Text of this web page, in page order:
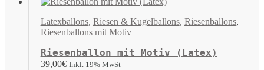
Latexballons, Riesen & Kugelballons, Riesenballons,
Riesenballons mit Motiv
Riesenballon mit Motiv (Latex)
39,00€ Inkl. 19% MwSt